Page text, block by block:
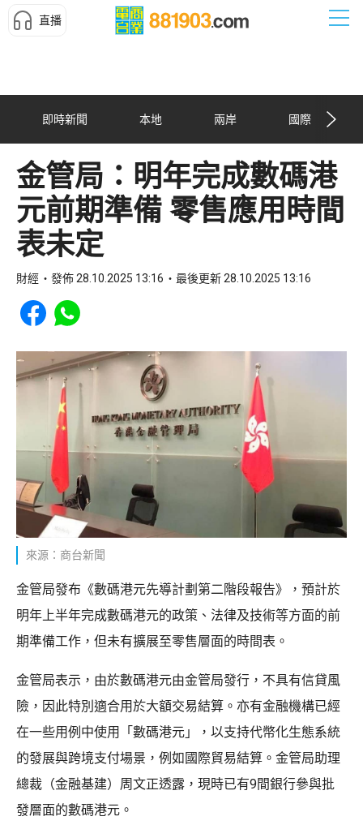
直播
即時新聞 本地 兩岸 國際
金管局：明年完成數碼港
元前期準備 零售應用時間
表未定
財經 發佈 28.10.2025 13:16 最後更新 28.10.2025 13:16
Share to Facebook
Share to WhatsApp
來源：商台新聞
金管局發布《數碼港元先導計劃第二階段報告》，預計於
明年上半年完成數碼港元的政策、法律及技術等方面的前
期準備工作，但未有擴展至零售層面的時間表。
金管局表示，由於數碼港元由金管局發行，不具有信貸風
險，因此特別適合用於大額交易結算。亦有金融機構已經
在一些用例中使用「數碼港元」，以支持代幣化生態系統
的發展與跨境支付場景，例如國際貿易結算。金管局助理
總裁（金融基建）周文正透露，現時已有9間銀行參與批
發層面的數碼港元。